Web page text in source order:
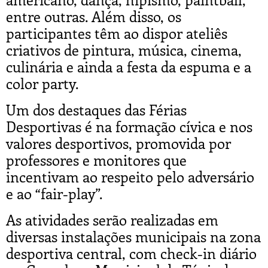
entre outras. Além disso, os
participantes têm ao dispor ateliês
criativos de pintura, música, cinema,
culinária e ainda a festa da espuma e a
color party.
Um dos destaques das Férias
Desportivas é na formação cívica e nos
valores desportivos, promovida por
professores e monitores que
incentivam ao respeito pelo adversário
e ao “fair-play”.
As atividades serão realizadas em
diversas instalações municipais na zona
desportiva central, com check-in diário